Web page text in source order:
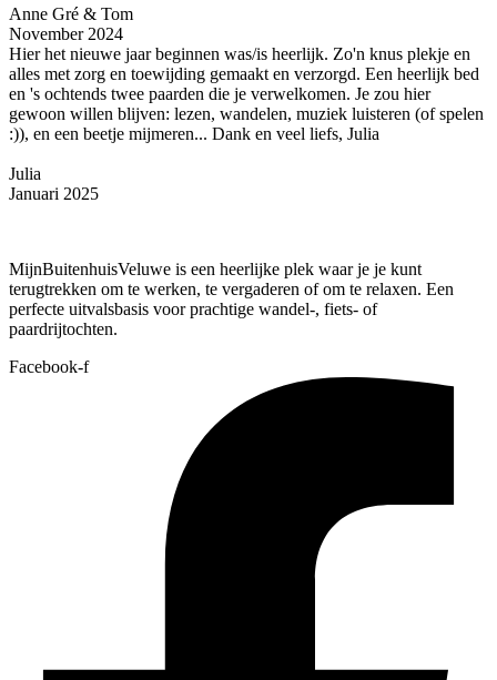
Anne Gré & Tom
November 2024
Hier het nieuwe jaar beginnen was/is heerlijk. Zo'n knus plekje en
alles met zorg en toewijding gemaakt en verzorgd. Een heerlijk bed
en 's ochtends twee paarden die je verwelkomen. Je zou hier
gewoon willen blijven: lezen, wandelen, muziek luisteren (of spelen
:)), en een beetje mijmeren... Dank en veel liefs, Julia
Julia
Januari 2025
MijnBuitenhuisVeluwe is een heerlijke plek waar je je kunt
terugtrekken om te werken, te vergaderen of om te relaxen. Een
perfecte uitvalsbasis voor prachtige wandel-, fiets- of
paardrijtochten.
Facebook-f